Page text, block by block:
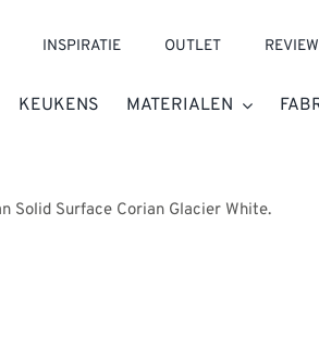
INSPIRATIE OUTLET
KEUKENS MATERIALEN